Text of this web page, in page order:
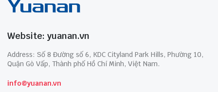
Website: yuanan.vn
Address: Số 8 Đường số 6, KDC Cityland Park Hills, Phường 10,
Quận Gò Vấp, Thành phố Hồ Chí Minh, Việt Nam.
info@yuanan.vn